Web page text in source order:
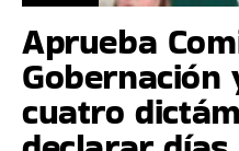
Aprueba
Gobernación
cuatro